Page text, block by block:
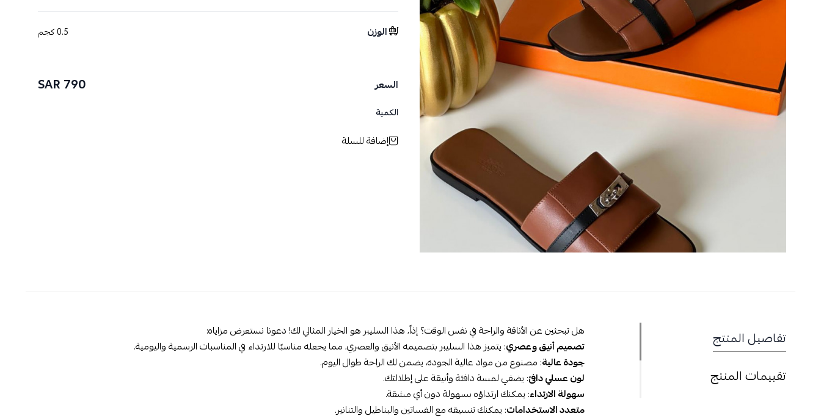
الوزن 0.5 كجم
السعر 790 SAR
الكمية
إضافة للسلة
تفاصيل المنتج
تقييمات المنتج
هل تبحثين عن الأناقة والراحة في نفس الوقت؟ إذاً، هذا السليبر هو الخيار المثالي لك! دعونا نستعرض مزاياه:
تصميم أنيق وعصري: يتميز هذا السليبر بتصميمه الأنيق والعصري، مما يجعله مناسبًا للارتداء في المناسبات الرسمية واليومية.
جودة عالية: مصنوع من مواد عالية الجودة، يضمن لك الراحة طوال اليوم.
لون عسلي دافئ: يضفي لمسة دافئة وأنيقة على إطلالتك.
سهولة الارتداء: يمكنك ارتداؤه بسهولة دون أي مشقة.
متعدد الاستخدامات: يمكنك تنسيقه مع الفساتين والبناطيل والتنانير.